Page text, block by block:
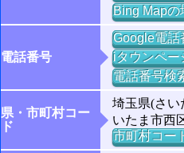
Bing Mapの
電話番号
Google電話
iタウンペー
電話番号検
県・市町村コー
ド
埼玉県(さい
いたま市西
市町村コー